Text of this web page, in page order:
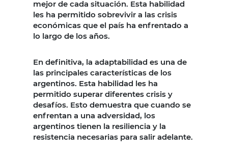
mejor de cada situación. Esta habilidad
les ha permitido sobrevivir a las crisis
económicas que el país ha enfrentado a
lo largo de los años.
En definitiva, la adaptabilidad es una de
las principales características de los
argentinos. Esta habilidad les ha
permitido superar diferentes crisis y
desafíos. Esto demuestra que cuando se
enfrentan a una adversidad, los
argentinos tienen la resiliencia y la
resistencia necesarias para salir adelante.